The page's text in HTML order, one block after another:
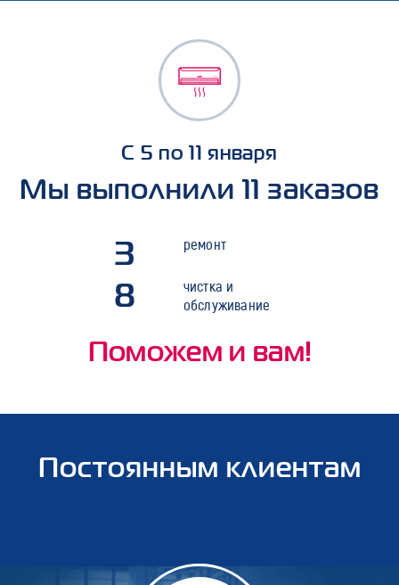
С 5 по 11 января
Мы выполнили 11 заказов
3 ремонт
8
чистка и
обслуживание
Поможем и вам!
Постоянным клиентам